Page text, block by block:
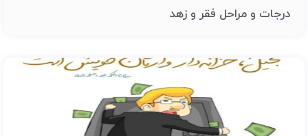
درجات و مراحل فقر و زهد